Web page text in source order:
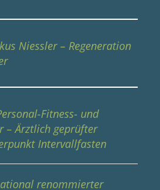
Niessler – Regeneration
Fitness- und
– Ärztlich geprüfter
Intervallfasten
renommierter